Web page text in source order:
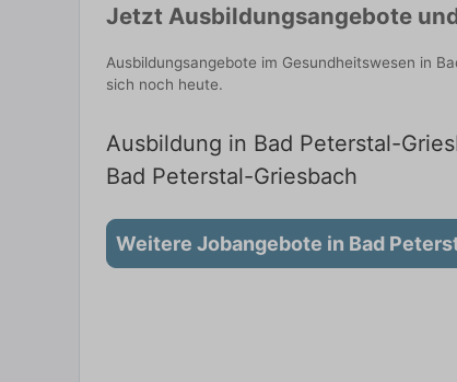
Jetzt Ausbildungsangebote
Ausbildungsangebote im Gesundheitswesen in
sich noch heute.
Ausbildung in Bad Peterstal-
Bad Peterstal-Griesbach
Weitere Jobangebote in Bad